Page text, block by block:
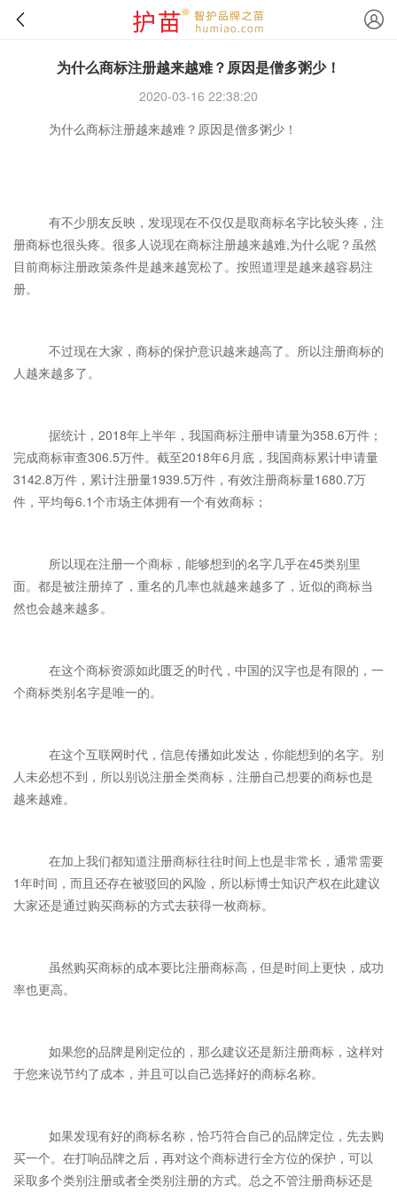
为什么商标注册越来越难？原因是僧多粥少！
2020-03-16 22:38:20
为什么商标注册越来越难？原因是僧多粥少！
有不少朋友反映，发现现在不仅仅是取商标名字比较头疼，注
册商标也很头疼。很多人说现在商标注册越来越难,为什么呢？虽然
目前商标注册政策条件是越来越宽松了。按照道理是越来越容易注
册。
不过现在大家，商标的保护意识越来越高了。所以注册商标的
人越来越多了。
据统计，2018年上半年，我国商标注册申请量为358.6万件；
完成商标审查306.5万件。截至2018年6月底，我国商标累计申请量
3142.8万件，累计注册量1939.5万件，有效注册商标量1680.7万
件，平均每6.1个市场主体拥有一个有效商标；
所以现在注册一个商标，能够想到的名字几乎在45类别里
面。都是被注册掉了，重名的几率也就越来越多了，近似的商标当
然也会越来越多。
在这个商标资源如此匮乏的时代，中国的汉字也是有限的，一
个商标类别名字是唯一的。
在这个互联网时代，信息传播如此发达，你能想到的名字。别
人未必想不到，所以别说注册全类商标，注册自己想要的商标也是
越来越难。
在加上我们都知道注册商标往往时间上也是非常长，通常需要
1年时间，而且还存在被驳回的风险，所以标博士知识产权在此建议
大家还是通过购买商标的方式去获得一枚商标。
虽然购买商标的成本要比注册商标高，但是时间上更快，成功
率也更高。
如果您的品牌是刚定位的，那么建议还是新注册商标，这样对
于您来说节约了成本，并且可以自己选择好的商标名称。
如果发现有好的商标名称，恰巧符合自己的品牌定位，先去购
买一个。在打响品牌之后，再对这个商标进行全方位的保护，可以
采取多个类别注册或者全类别注册的方式。总之不管注册商标还是